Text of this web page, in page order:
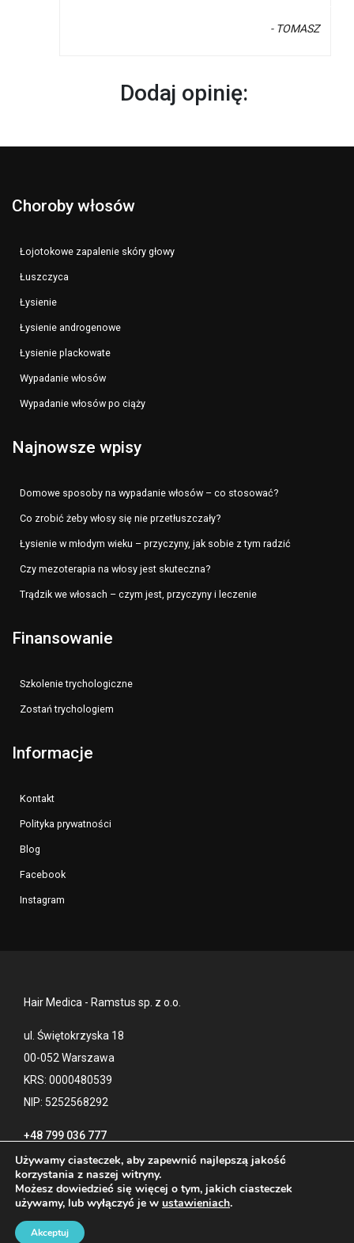
- TOMASZ
Dodaj opinię:
Choroby włosów
Łojotokowe zapalenie skóry głowy
Łuszczyca
Łysienie
Łysienie androgenowe
Łysienie plackowate
Wypadanie włosów
Wypadanie włosów po ciąży
Najnowsze wpisy
Domowe sposoby na wypadanie włosów – co stosować?
Co zrobić żeby włosy się nie przetłuszczały?
Łysienie w młodym wieku – przyczyny, jak sobie z tym radzić
Czy mezoterapia na włosy jest skuteczna?
Trądzik we włosach – czym jest, przyczyny i leczenie
Finansowanie
Szkolenie trychologiczne
Zostań trychologiem
Informacje
Kontakt
Polityka prywatności
Blog
Facebook
Instagram
Hair Medica - Ramstus sp. z o.o.
ul. Świętokrzyska 18
00-052 Warszawa
KRS: 0000480539
NIP: 5252568292
+48 799 036 777
Kontakt Polityka prywatności
Blog
Używamy ciasteczek, aby zapewnić najlepszą jakość
korzystania z naszej witryny.
Możesz dowiedzieć się więcej o tym, jakich ciasteczek
używamy, lub wyłączyć je w ustawieniach.
Akceptuj